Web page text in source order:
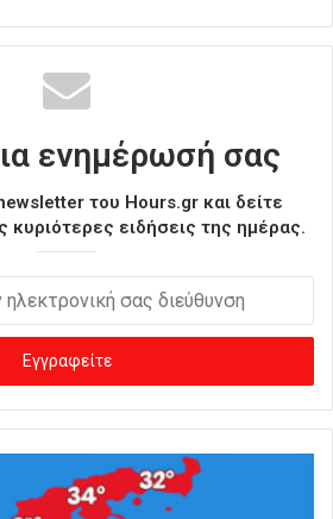
ενημέρωσή σας
του Hours.gr και δείτε
κυριότερες ειδήσεις της ημέρας.